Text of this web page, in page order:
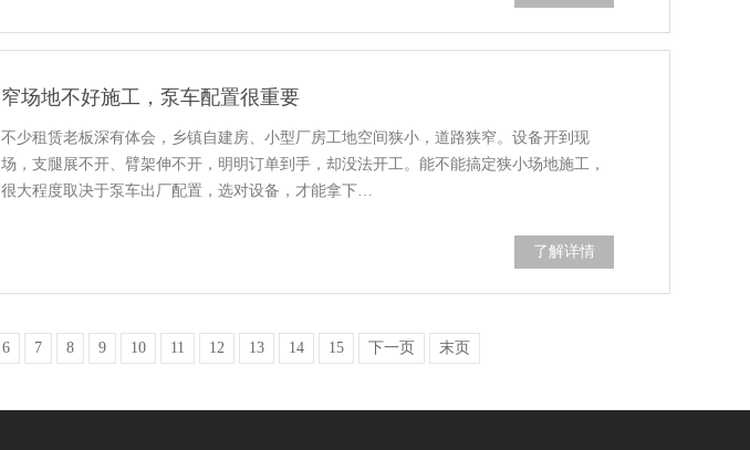
窄场地不好施工，泵车配置很重要
不少租赁老板深有体会，乡镇自建房、小型厂房工地空间狭小，道路狭窄。设备开到现
场，支腿展不开、臂架伸不开，明明订单到手，却没法开工。能不能搞定狭小场地施工，
很大程度取决于泵车出厂配置，选对设备，才能拿下…
了解详情
6 7 8 9 10 11 12 13 14 15 下一页 末页